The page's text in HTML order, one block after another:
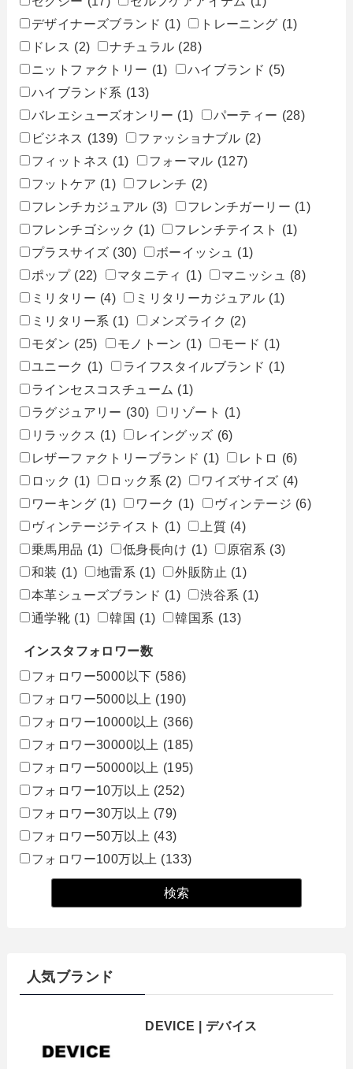
デザイナーズブランド (1) トレーニング (1)
ドレス (2) ナチュラル (28)
ニットファクトリー (1) ハイブランド (5)
ハイブランド系 (13)
バレエシューズオンリー (1) パーティー (28)
ビジネス (139) ファッショナブル (2)
フィットネス (1) フォーマル (127)
フットケア (1) フレンチ (2)
フレンチカジュアル (3) フレンチガーリー (1)
フレンチゴシック (1) フレンチテイスト
(1)
プラスサイズ (30) ボーイッシュ
(1)
ポップ (22) マタニティ (1) マニッシュ
(8)
ミリタリー (4) ミリタリーカジュアル (1)
ミリタリー系 (1) メンズライク (2)
モダン (25) モノトーン (1) モード (1)
ユニーク (1) ライフスタイルブランド (1)
ラインセスコスチューム (1)
ラグジュアリー (30) リゾート (1)
リラックス (1) レイングッズ (6)
レザーファクトリーブランド (1) レトロ (6)
ロック (1) ロック系 (2) ワイズサイズ (4)
ワーキング (1) ワーク (1) ヴィンテージ (6)
ヴィンテージテイスト (1) 上質 (4)
乗馬用品 (1) 低身長向け (1) 原宿系 (3)
和装 (1) 地雷系 (1) 外販防止 (1)
本革シューズブランド (1) 渋谷系 (1)
通学靴 (1) 韓国 (1) 韓国系 (13)
インスタフォロワー数
フォロワー5000以下 (586)
フォロワー5000以上 (190)
フォロワー10000以上 (366)
フォロワー30000以上 (185)
フォロワー50000以上 (195)
フォロワー10万以上 (252)
フォロワー30万以上 (79)
フォロワー50万以上 (43)
フォロワー100万以上 (133)
人気ブランド
DEVICE | デバイス